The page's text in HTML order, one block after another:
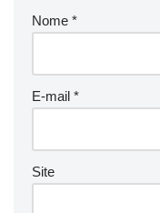
Nome *
E-mail *
Site